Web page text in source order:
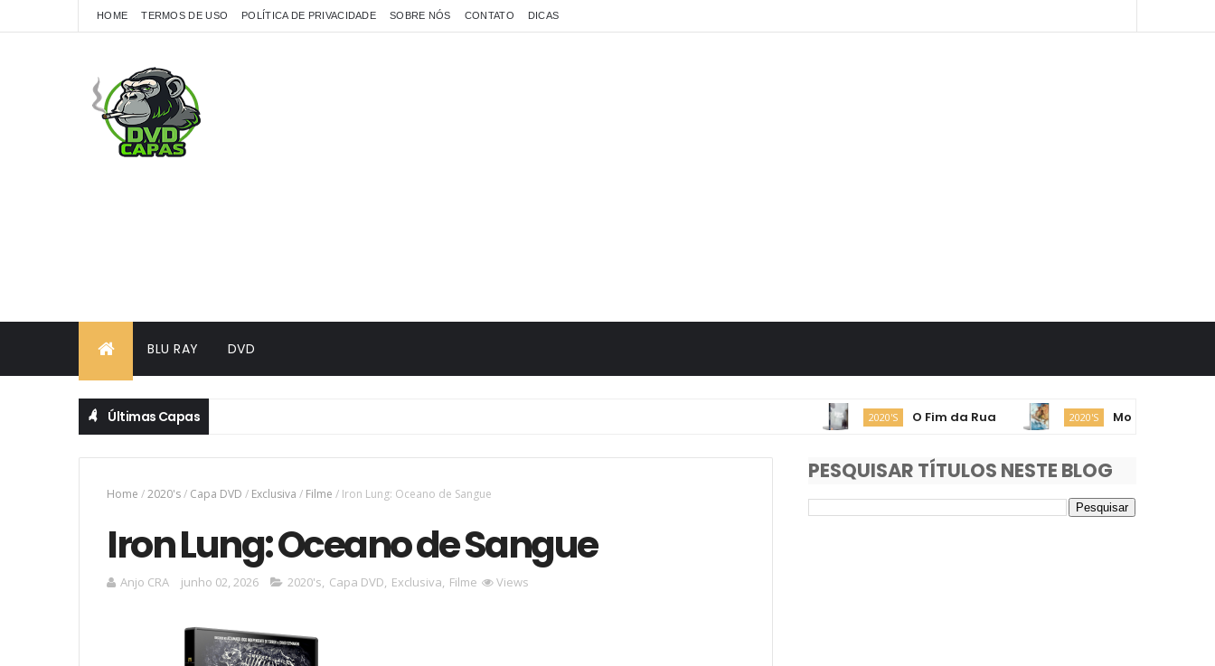
HOME TERMOS DE USO POLÍTICA DE PRIVACIDADE SOBRE NÓS CONTATO DICAS
BLU RAY DVD
Últimas Capas 2020'S O Fim da Rua 2020'S Moana
Home /2020's/ Capa DVD / Exclusiva / Filme / Iron Lung: Oceano de Sangue
Iron Lung: Oceano de Sangue
Anjo CRA junho 02, 2026 2020's, Capa DVD, Exclusiva, Filme Views
PESQUISAR TÍTULOS NESTE BLOG